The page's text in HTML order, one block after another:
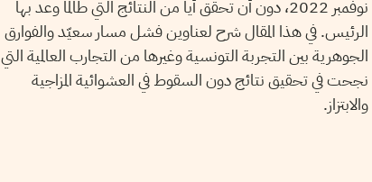
نوفمبر 2022، دون أن تحقق أيا من النتائج التي طالما وعد بها
الرئيس. في هذا المقال شرح لعناوين فشل مسار سعيّد والفوارق
الجوهرية بين التجربة التونسية وغيرها من التجارب العالمية التي
نجحت في تحقيق نتائج دون السقوط في العشوائية المزاجية
والابتزاز.